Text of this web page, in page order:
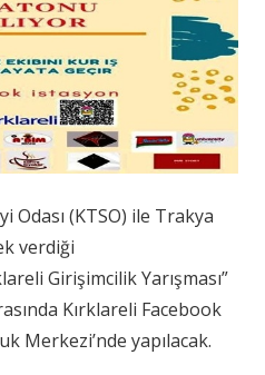
Odası (KTSO) ile Trakya
verdiği
Girişimcilik Yarışması”
Kırklareli Facebook
Merkezi’nde yapılacak.